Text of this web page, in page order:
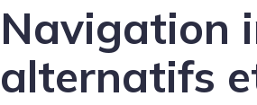
Navigation
alternatifs